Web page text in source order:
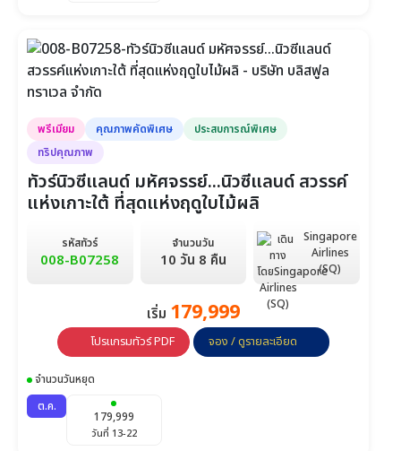
พรีเมียม คุณภาพคัดพิเศษ
ประสบการณ์พิเศษ
ทริปคุณภาพ
ทัวร์นิวซีแลนด์ มหัศจรรย์...นิวซีแลนด์ สวรรค์
แห่งเกาะใต้ ที่สุดแห่งฤดูใบไม้ผลิ
รหัสทัวร์
008-B07258
จำนวนวัน
10 วัน 8 คืน
Singapore
Airlines
(SQ)
เริ่ม 179,999
โปรแกรมทัวร์ PDF จอง / ดูรายละเอียด
จำนวนวันหยุด
ต.ค.
179,999
วันที่ 13-22